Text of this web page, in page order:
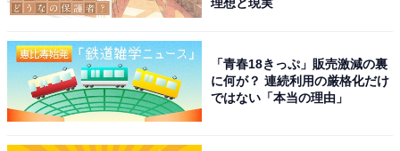
氏真と家康の絆が復活
「青春18きっぷ」販売激減の裏
に何が？ 連続利用の厳格化だけ
ではない「本当の理由」